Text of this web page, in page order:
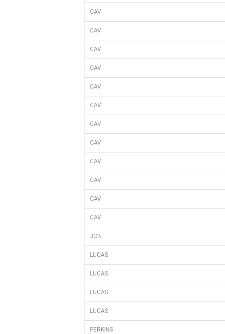
CAV
CAV
CAV
CAV
CAV
CAV
CAV
CAV
CAV
CAV
CAV
CAV
JCB
LUCAS
LUCAS
LUCAS
LUCAS
PERKINS